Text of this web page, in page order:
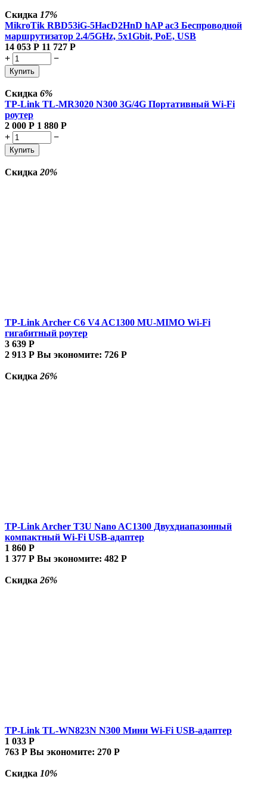
Скидка 17%
MikroTik RBD53iG-5HacD2HnD hAP ac3 Беспроводной
маршрутизатор 2.4/5GHz, 5x1Gbit, PoE, USB
14 053 Р 11 727 Р
+
−
Купить
Скидка 6%
TP-Link TL-MR3020 N300 3G/4G Портативный Wi-Fi
роутер
2 000 Р 1 880 Р
+
−
Купить
Скидка 20%
TP-Link Archer C6 V4 AC1300 MU-MIMO Wi-Fi
гигабитный роутер
3 639 Р
2 913 Р Вы экономите: 726 Р
Скидка 26%
TP-Link Archer T3U Nano AC1300 Двухдиапазонный
компактный Wi-Fi USB-адаптер
1 860 Р
1 377 Р Вы экономите: 482 Р
Скидка 26%
TP-Link TL-WN823N N300 Мини Wi-Fi USB-адаптер
1 033 Р
763 Р Вы экономите: 270 Р
Скидка 10%